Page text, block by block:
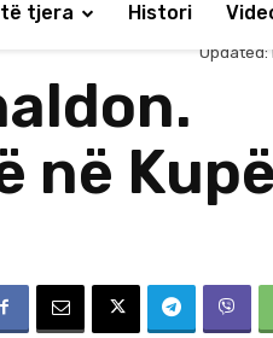
tjera Histori
Updated:
në